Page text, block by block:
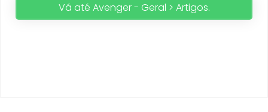
Vá até Avenger - Geral > Artigos.